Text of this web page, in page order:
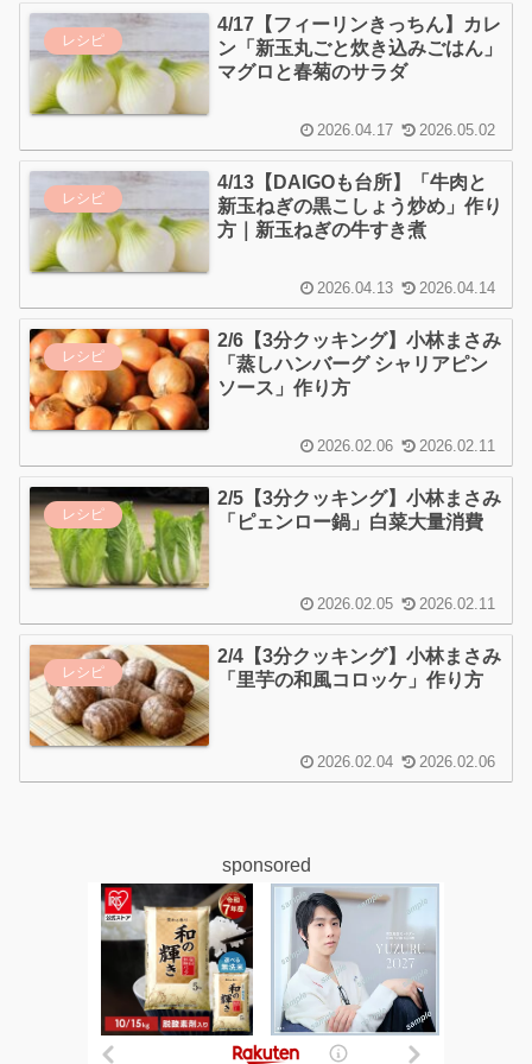
レシピ
4/17【フィーリンきっちん】カレ
ン「新玉丸ごと炊き込みごはん」
マグロと春菊のサラダ
2026.04.17 2026.05.02
レシピ
4/13【DAIGOも台所】「牛肉と
新玉ねぎの黒こしょう炒め」作り
方｜新玉ねぎの牛すき煮
2026.04.13 2026.04.14
レシピ
2/6【3分クッキング】小林まさみ
「蒸しハンバーグ シャリアピン
ソース」作り方
2026.02.06 2026.02.11
レシピ
2/5【3分クッキング】小林まさみ
「ピェンロー鍋」白菜大量消費
2026.02.05 2026.02.11
レシピ
2/4【3分クッキング】小林まさみ
「里芋の和風コロッケ」作り方
2026.02.04 2026.02.06
sponsored